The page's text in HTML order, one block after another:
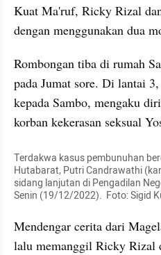
Kuat Ma'ruf, Ricky Rizal
dengan menggunakan dua
Rombongan tiba di rumah
pada Jumat sore. Di lantai
kepada Sambo, mengaku
korban kekerasan seksual
Terdakwa kasus pembunuhan
Hutabarat, Putri Candrawathi
sidang lanjutan di Pengadilan
Senin (19/12/2022).  Foto: Sigid
Mendengar cerita dari
lalu memanggil Ricky Rizal